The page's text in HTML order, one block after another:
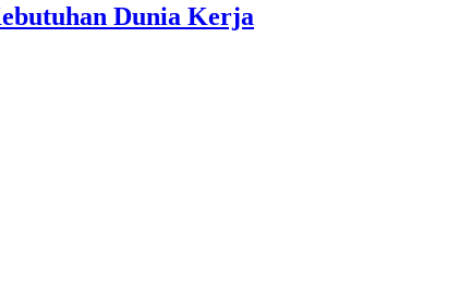
Dunia Kerja